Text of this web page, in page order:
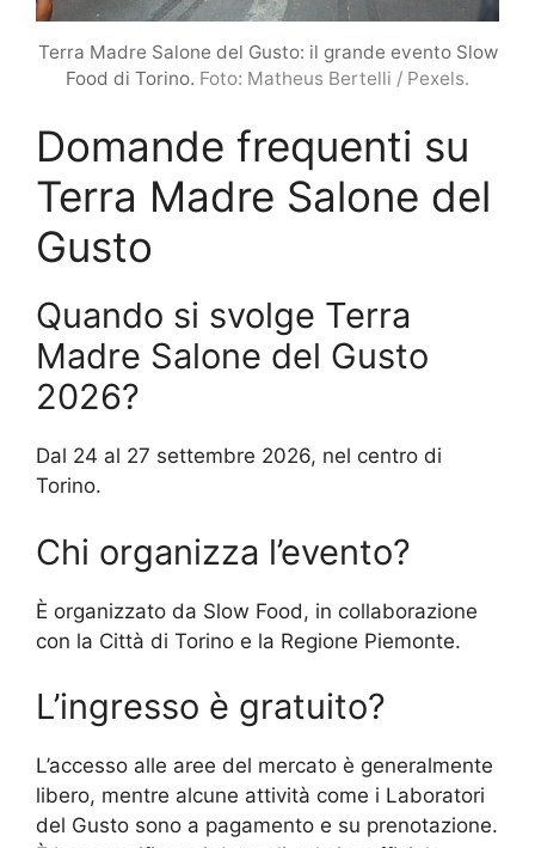
Terra Madre Salone del Gusto: il grande evento Slow
Food di Torino. Foto: Matheus Bertelli / Pexels.
Domande frequenti su
Terra Madre Salone del
Gusto
Quando si svolge Terra
Madre Salone del Gusto
2026?
Dal 24 al 27 settembre 2026, nel centro di
Torino.
Chi organizza l’evento?
È organizzato da Slow Food, in collaborazione
con la Città di Torino e la Regione Piemonte.
L’ingresso è gratuito?
L’accesso alle aree del mercato è generalmente
libero, mentre alcune attività come i Laboratori
del Gusto sono a pagamento e su prenotazione.